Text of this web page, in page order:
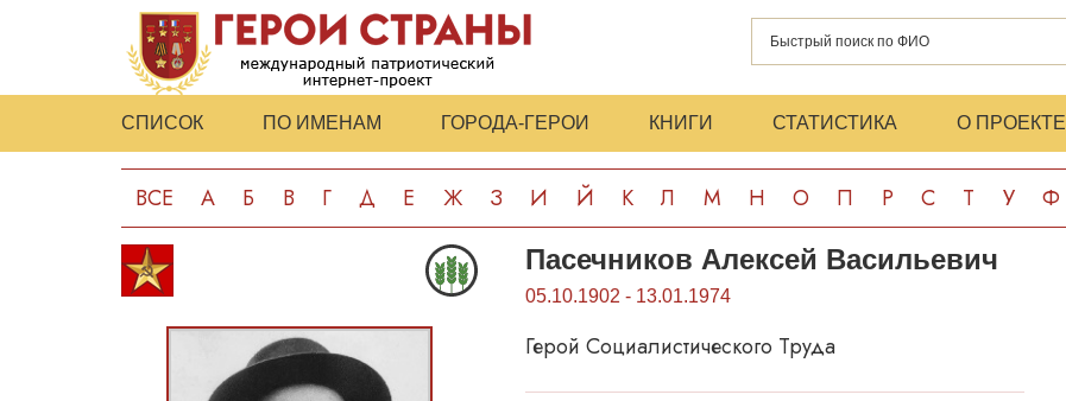
СПИСОК ПО ИМЕНАМ ГОРОДА-ГЕРОИ КНИГИ СТАТИСТИКА О ПРОЕКТЕ
ВСЕ А Б В Г Д Е Ж З И Й К Л М Н О П Р С Т У Ф
Пасечников Алексей Васильевич
05.10.1902 - 13.01.1974
Герой Социалистического Труда